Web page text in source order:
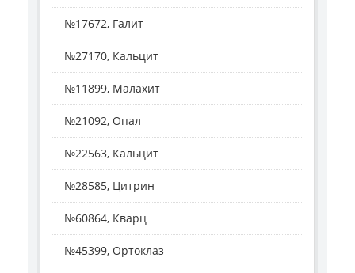
№17672, Галит
№27170, Кальцит
№11899, Малахит
№21092, Опал
№22563, Кальцит
№28585, Цитрин
№60864, Кварц
№45399, Ортоклаз